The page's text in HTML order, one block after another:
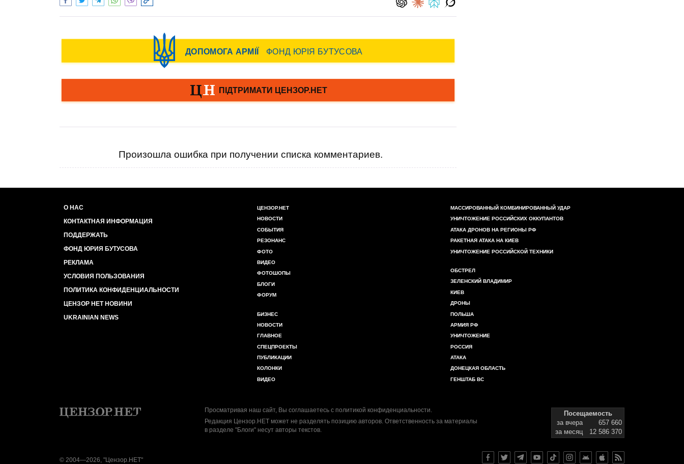
Произошла ошибка при получении списка комментариев.
О НАС
КОНТАКТНАЯ ИНФОРМАЦИЯ
ПОДДЕРЖАТЬ
ФОНД ЮРИЯ БУТУСОВА
РЕКЛАМА
УСЛОВИЯ ПОЛЬЗОВАНИЯ
ПОЛИТИКА КОНФИДЕНЦИАЛЬНОСТИ
ЦЕНЗОР НЕТ НОВИНИ
UKRAINIAN NEWS
ЦЕНЗОР.НЕТ
НОВОСТИ
СОБЫТИЯ
РЕЗОНАНС
ФОТО
ВИДЕО
ФОТОШОПЫ
БЛОГИ
ФОРУМ
БИЗНЕС
НОВОСТИ
ГЛАВНОЕ
СПЕЦПРОЕКТЫ
ПУБЛИКАЦИИ
КОЛОНКИ
ВИДЕО
МАССИРОВАННЫЙ КОМБИНИРОВАННЫЙ УДАР
УНИЧТОЖЕНИЕ РОССИЙСКИХ ОККУПАНТОВ
АТАКА ДРОНОВ НА РЕГИОНЫ РФ
РАКЕТНАЯ АТАКА НА КИЕВ
УНИЧТОЖЕНИЕ РОССИЙСКОЙ ТЕХНИКИ
ОБСТРЕЛ
ЗЕЛЕНСКИЙ ВЛАДИМИР
КИЕВ
ДРОНЫ
ПОЛЬША
АРМИЯ РФ
УНИЧТОЖЕНИЕ
РОССИЯ
АТАКА
ДОНЕЦКАЯ ОБЛАСТЬ
ГЕНШТАБ ВС
Просматривая наш сайт, Вы соглашаетесь с политикой конфиденциальности.
Редакция Цензор.НЕТ может не разделять позицию авторов. Ответственность за материалы
в разделе "Блоги" несут авторы текстов.
Посещаемость
за вчера
657 660
за месяц
12 586 370
© 2004—2026, "Цензор.НЕТ"